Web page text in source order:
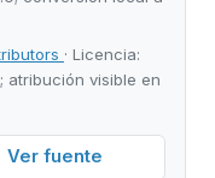
· Licencia:
atribución visible en
Ver fuente